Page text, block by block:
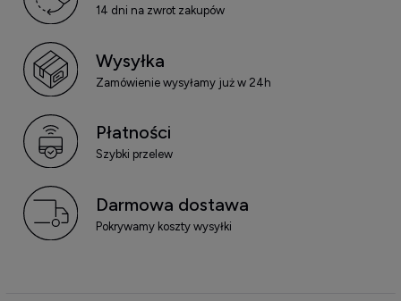
14 dni na zwrot zakupów
Wysyłka
Zamówienie wysyłamy już w 24h
Płatności
Szybki przelew
Darmowa dostawa
Pokrywamy koszty wysyłki